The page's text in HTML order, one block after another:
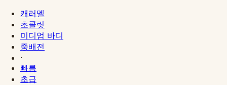
캐러멜
초콜릿
미디엄 바디
중배전
·
빠름
초급